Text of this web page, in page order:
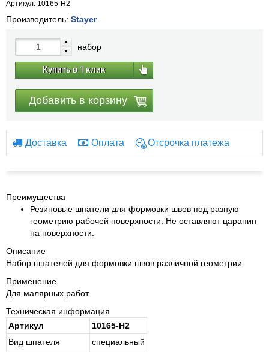
Артикул: 10165-H2
Производитель: Stayer
набор
Купить в 1 клик
Добавить в корзину
Доставка Оплата Отсрочка платежа
Преимущества
Резиновые шпатели для формовки швов под разную
геометрию рабочей поверхности. Не оставляют царапин
на поверхности.
Описание
Набор шпателей для формовки швов различной геометрии.
Применение
Для малярных работ
Техническая информация
Артикул
10165-H2
Вид шпателя
спе­ци­аль­ный